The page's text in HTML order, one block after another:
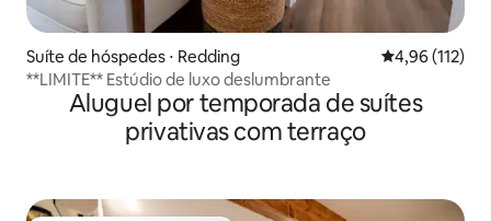
Suíte de hóspedes ⋅ Redding 4,96 de uma
4,96 (112)
**LIMITE** Estúdio de luxo deslumbrante
Aluguel por temporada de suítes
privativas com terraço